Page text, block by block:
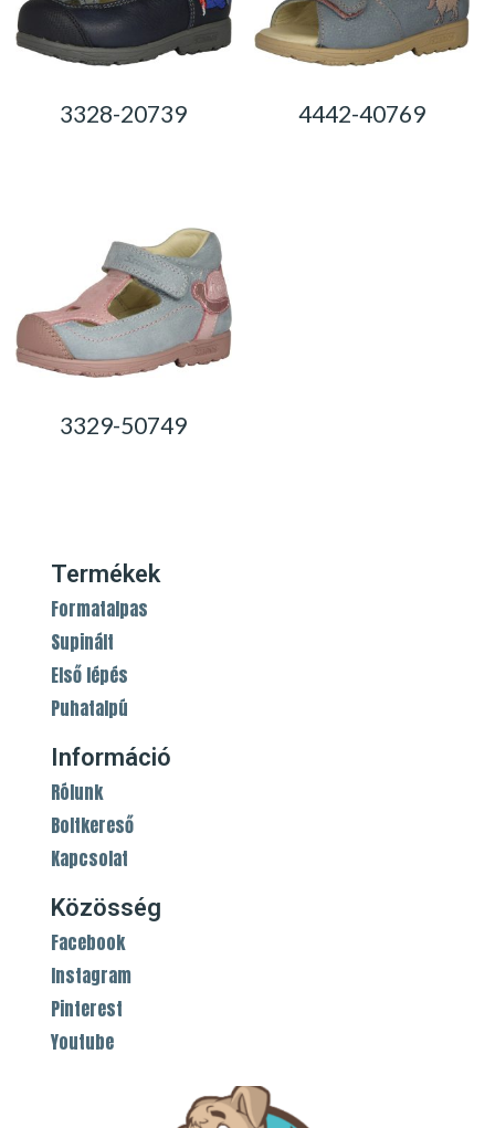
3328-20739 4442-40769
3329-50749
Termékek
Formatalpas
Supinált
Első lépés
Puhatalpú
Információ
Rólunk
Boltkereső
Kapcsolat
Közösség
Facebook
Instagram
Pinterest
Youtube